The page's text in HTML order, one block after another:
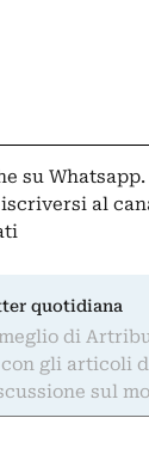
su
al
quotidiana
di
gli articoli
sul